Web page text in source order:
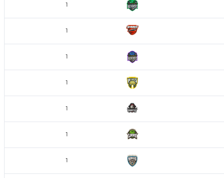
1
1
1
1
1
1
1